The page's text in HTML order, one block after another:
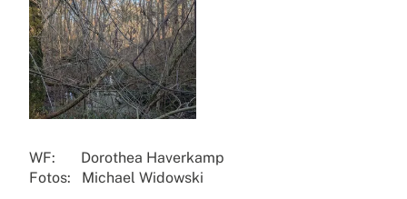
WF: Dorothea Haverkamp
Fotos: Michael Widowski